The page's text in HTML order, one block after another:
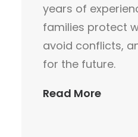
years of
families protect
avoid conflicts,
for the future.
Read More